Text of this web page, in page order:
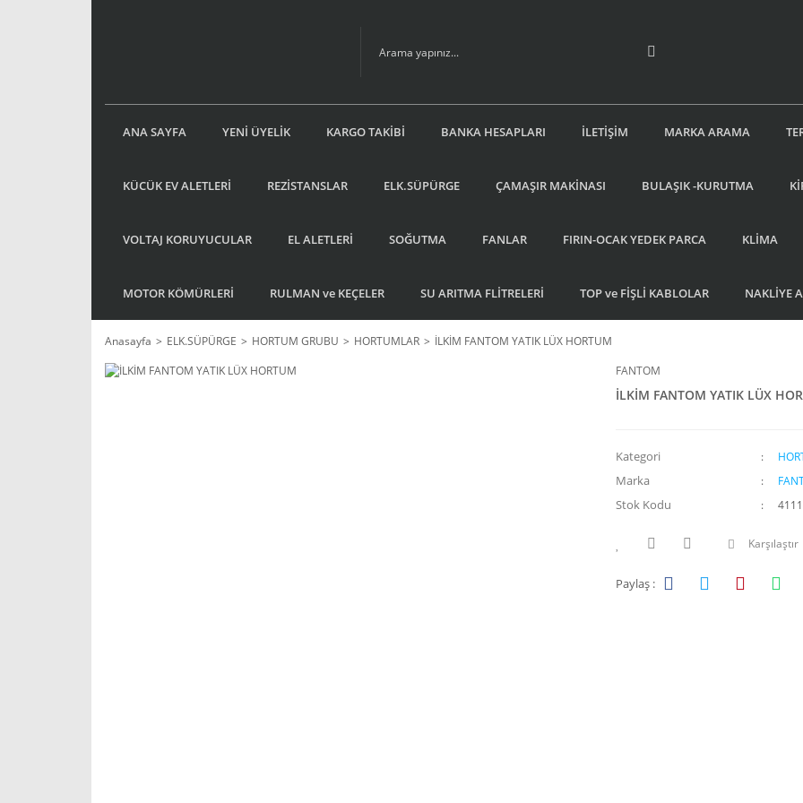
ANA SAYFA YENİ ÜYELİK KARGO TAKİBİ BANKA HESAPLARI İLETİŞİM MARKA ARAMA
KÜCÜK EV ALETLERİ REZİSTANSLAR ELK.SÜPÜRGE ÇAMAŞIR MAKİNASI BULAŞIK -KURUTMA
VOLTAJ KORUYUCULAR EL ALETLERİ SOĞUTMA FANLAR FIRIN-OCAK YEDEK PARCA KLİMA
MOTOR KÖMÜRLERİ RULMAN ve KEÇELER SU ARITMA FLİTRELERİ TOP ve FİŞLİ KABLOLAR NAKLİYE
Anasayfa ELK.SÜPÜRGE HORTUM GRUBU HORTUMLAR
İLKİM FANTOM YATIK LÜX HORTUM
FANTOM
İLKİM FANTOM YATIK LÜX
Kategori
Marka
Stok Kodu
Karşılaştır
Paylaş :